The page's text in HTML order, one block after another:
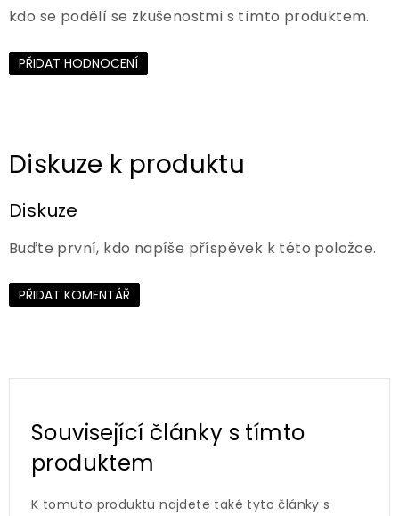
kdo se podělí se zkušenostmi s tímto produktem.
PŘIDAT HODNOCENÍ
Diskuze
Buďte první, kdo napíše příspěvek k této položce.
PŘIDAT KOMENTÁŘ
Související články s tímto
produktem
K tomuto produktu najdete také tyto články s